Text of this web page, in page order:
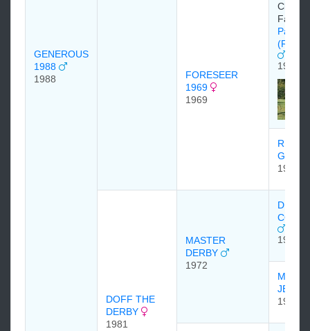
GENEROUS
1988
1988
FORESEER
1969
1969
Farm
Раунд
1954
REGAL
1964
DOFF THE
DERBY
1981
MASTER
DERBY
1972
DUST
1967
1961